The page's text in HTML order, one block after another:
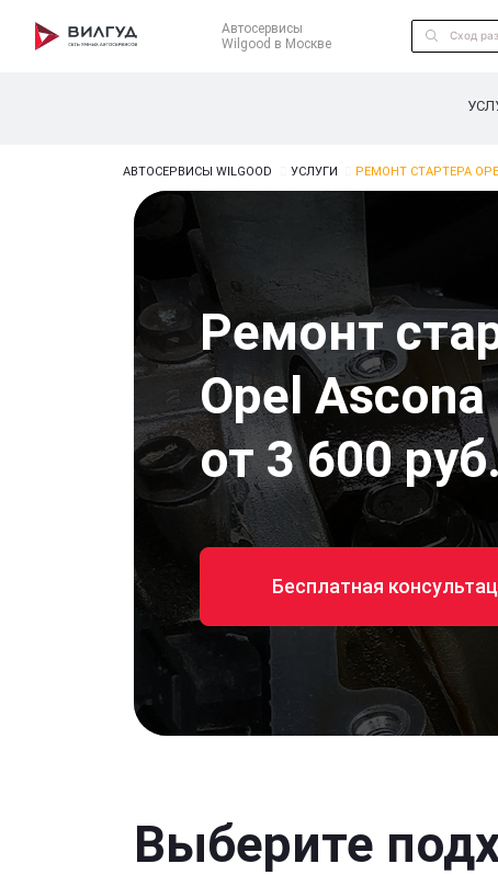
Автосервисы
Wilgood в Москве
АВТОСЕРВИСЫ WILGOOD УСЛУГИ РЕМОНТ СТАРТЕРА
Ремонт
Opel Ascona
от 3 600
Бесплатная
Выберите